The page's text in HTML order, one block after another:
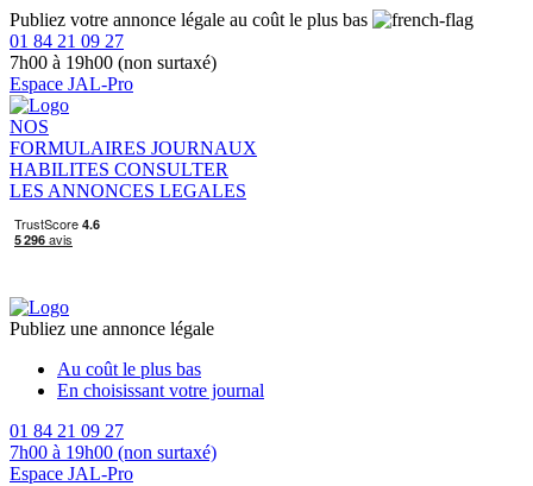
Publiez votre annonce légale au coût le plus bas
01 84 21 09 27
7h00 à 19h00 (non surtaxé)
Espace JAL-Pro
NOS
FORMULAIRES JOURNAUX
HABILITES CONSULTER
LES ANNONCES LEGALES
Publiez une annonce légale
Au coût le plus bas
En choisissant votre journal
01 84 21 09 27
7h00 à 19h00 (non surtaxé)
Espace JAL-Pro